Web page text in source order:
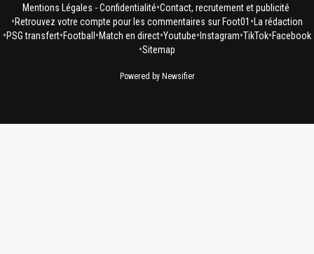
Mentions Légales - Confidentialité•Contact, recrutement et publicité
•Retrouvez votre compte pour les commentaires sur Foot01 •La rédaction
•PSG transfert•Football •Match en direct•Youtube• Instagram•TikTok•Facebook
•Sitemap
Powered by Newsifier